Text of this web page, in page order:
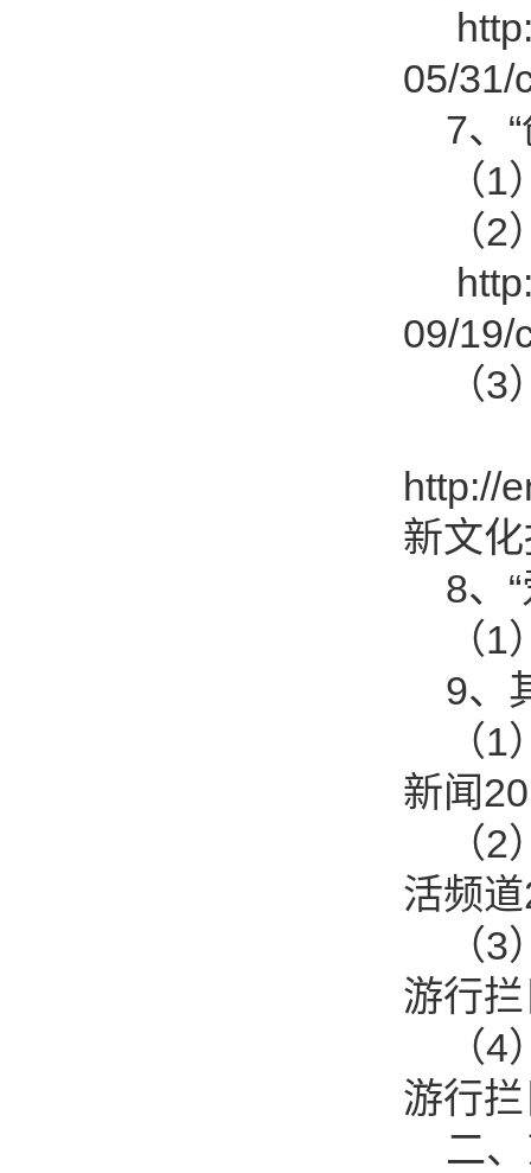
05/31/
7、“
（1
（2
09/19/
（3
http://
新文
8、“
（1
9、
（1
新闻
（2
活频
（3
游行
（4
游行
二、